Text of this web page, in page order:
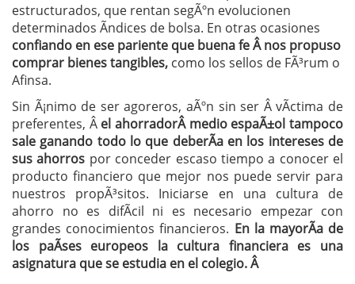
estructurados, que rentan segÃºn evolucionen
determinados Ã­ndices de bolsa. En otras ocasiones
confiando en ese pariente que buena fe Â nos propuso
comprar bienes tangibles, como los sellos de FÃ³rum o
Afinsa.
Sin Ã¡nimo de ser agoreros, aÃºn sin ser Â vÃ­ctima de
preferentes, Â el ahorradorÂ medio espaÃ±ol tampoco
sale ganando todo lo que deberÃ­a en los intereses de
sus ahorros por conceder escaso tiempo a conocer el
producto financiero que mejor nos puede servir para
nuestros propÃ³sitos. Iniciarse en una cultura de
ahorro no es difÃ­cil ni es necesario empezar con
grandes conocimientos financieros. En la mayorÃ­a de
los paÃ­ses europeos la cultura financiera es una
asignatura que se estudia en el colegio. Â